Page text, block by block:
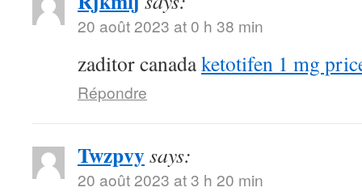
20 août 2023 at 0 h 38 min
zaditor canadaketotifen 1 mg
Répondre
Twzpvysays:
20 août 2023 at 3 h 20 min